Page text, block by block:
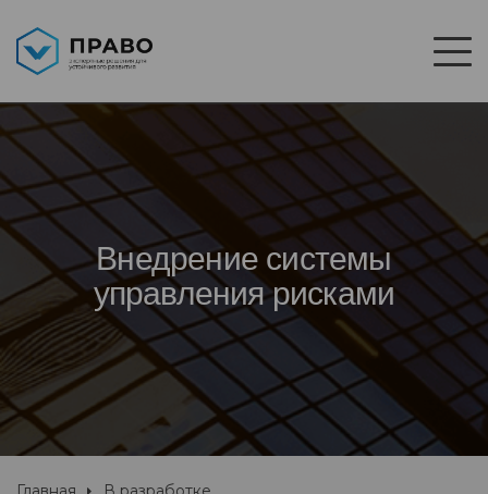
Внедрение системы
управления рисками